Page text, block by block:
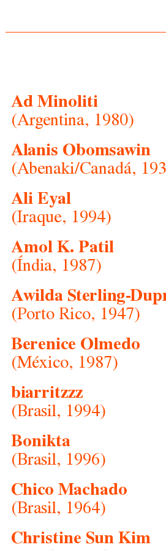
Ad Minoliti
(Argentina, 1980)
Alanis Obomsawin
(Abenaki/Canadá,
Ali Eyal
(Iraque, 1994)
Amol K. Patil
(Índia, 1987)
Awilda Sterling-
(Porto Rico, 1947)
Berenice Olmedo
(México, 1987)
biarritzzz
(Brasil, 1994)
Bonikta
(Brasil, 1996)
Chico Machado
(Brasil, 1964)
Christine Sun Kim